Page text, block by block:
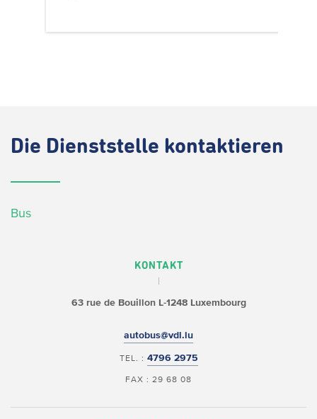
Die Dienststelle kontaktieren
Bus
KONTAKT
63 rue de BouillonL-1248 Luxembourg
autobus@vdl.lu
TEL. : 4796 2975
FAX : 29 68 08